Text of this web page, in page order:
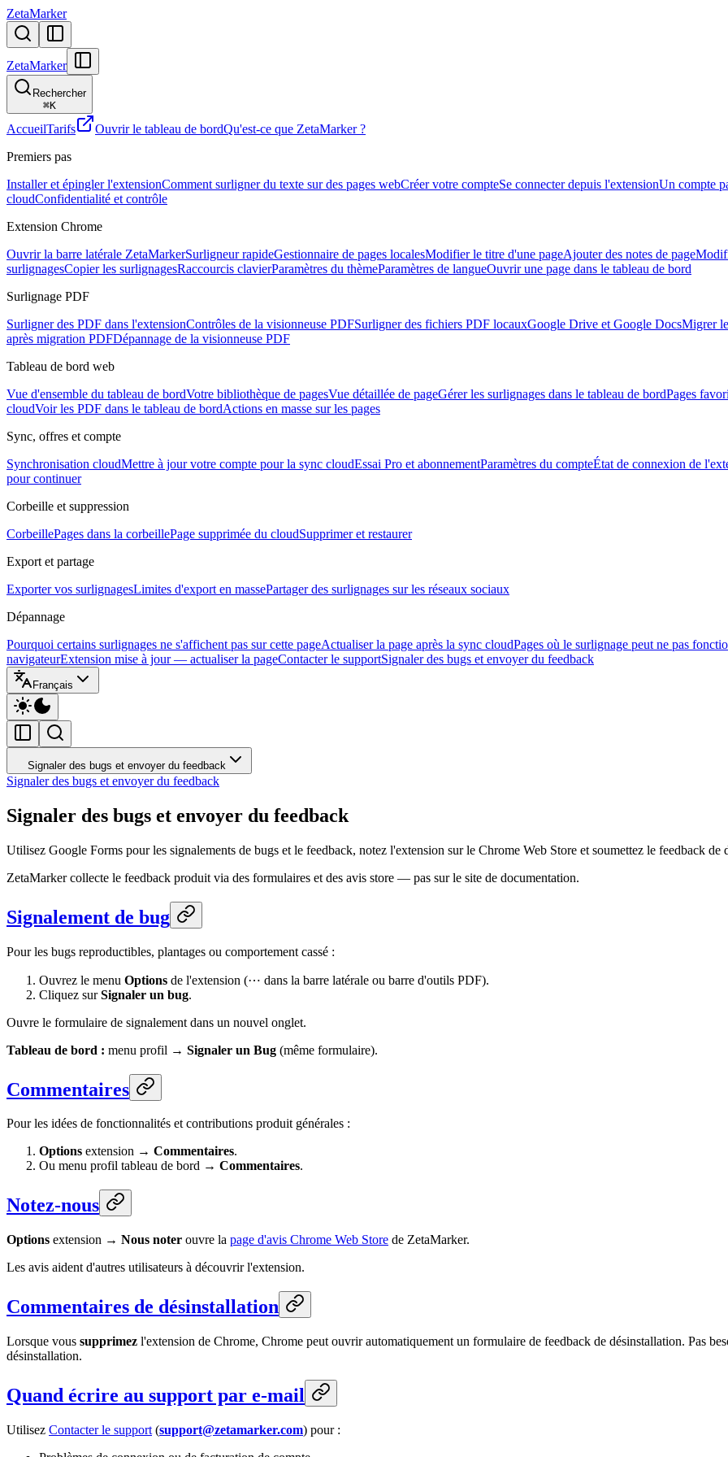
ZetaMarker
ZetaMarker
Rechercher
⌘K
AccueilTarifs Ouvrir le tableau de bordQu'est-ce que ZetaMarker ?
Premiers pas
Installer et épingler l'extensionComment surligner du texte sur des pages webCréer votre compteSe connecter depuis l'extensionUn compte
cloudConfidentialité et contrôle
Extension Chrome
Ouvrir la barre latérale ZetaMarkerSurligneur rapideGestionnaire de pages localesModifier le titre d'une pageAjouter des notes de page
surlignagesCopier les surlignagesRaccourcis clavierParamètres du thèmeParamètres de langueOuvrir une page dans le tableau de bord
Surlignage PDF
Surligner des PDF dans l'extensionContrôles de la visionneuse PDFSurligner des fichiers PDF locauxGoogle Drive et Google DocsMigrer
après migration PDFDépannage de la visionneuse PDF
Tableau de bord web
Vue d'ensemble du tableau de bordVotre bibliothèque de pagesVue détaillée de pageGérer les surlignages dans le tableau de bordPages
cloudVoir les PDF dans le tableau de bordActions en masse sur les pages
Sync, offres et compte
Synchronisation cloudMettre à jour votre compte pour la sync cloudEssai Pro et abonnementParamètres du compteÉtat de connexion de
pour continuer
Corbeille et suppression
CorbeillePages dans la corbeillePage supprimée du cloudSupprimer et restaurer
Export et partage
Exporter vos surlignagesLimites d'export en massePartager des surlignages sur les réseaux sociaux
Dépannage
Pourquoi certains surlignages ne s'affichent pas sur cette pageActualiser la page après la sync cloudPages où le surlignage peut ne pas
navigateurExtension mise à jour — actualiser la pageContacter le supportSignaler des bugs et envoyer du feedback
Français
Signaler des bugs et envoyer du feedback
Signaler des bugs et envoyer du feedback
Signaler des bugs et envoyer du feedback
Utilisez Google Forms pour les signalements de bugs et le feedback, notez l'extension sur le Chrome Web Store et soumettez le feedback de
ZetaMarker collecte le feedback produit via des formulaires et des avis store — pas sur le site de documentation.
Signalement de bug
Pour les bugs reproductibles, plantages ou comportement cassé :
Ouvrez le menu Options de l'extension (⋯ dans la barre latérale ou barre d'outils PDF).
Cliquez surSignaler un bug.
Ouvre le formulaire de signalement dans un nouvel onglet.
Tableau de bord : menu profil → Signaler un Bug (même formulaire).
Commentaires
Pour les idées de fonctionnalités et contributions produit générales :
Options extension → Commentaires.
Ou menu profil tableau de bord → Commentaires.
Notez-nous
Options extension → Nous noter ouvre la page d'avis Chrome Web Store de ZetaMarker.
Les avis aident d'autres utilisateurs à découvrir l'extension.
Commentaires de désinstallation
Lorsque vous supprimez l'extension de Chrome, Chrome peut ouvrir automatiquement un formulaire de feedback de désinstallation. Pas
désinstallation.
Quand écrire au support par e-mail
Utilisez Contacter le support (support@zetamarker.com) pour :